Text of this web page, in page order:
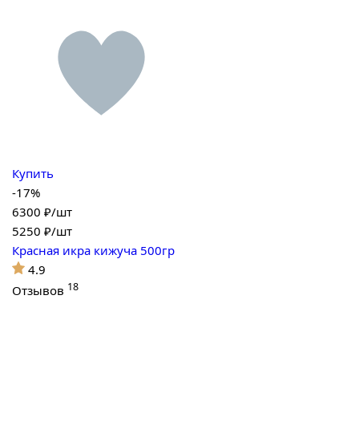
Купить
-17%
6300 ₽/шт
5250 ₽/шт
Красная икра кижуча 500гр
4.9
Отзывов 18